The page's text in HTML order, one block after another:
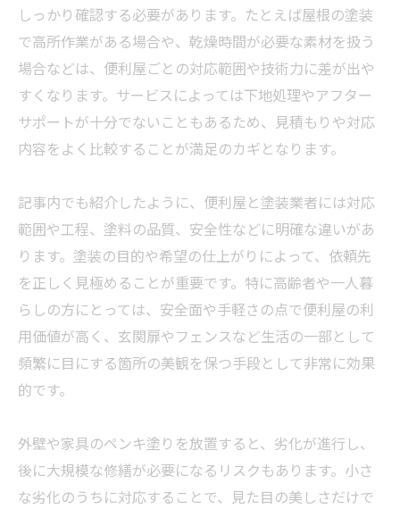
しっかり確認する必要があります。たとえば屋根の塗装
で高所作業がある場合や、乾燥時間が必要な素材を扱う
場合などは、便利屋ごとの対応範囲や技術力に差が出や
すくなります。サービスによっては下地処理やアフター
サポートが十分でないこともあるため、見積もりや対応
内容をよく比較することが満足のカギとなります。
記事内でも紹介したように、便利屋と塗装業者には対応
範囲や工程、塗料の品質、安全性などに明確な違いがあ
ります。塗装の目的や希望の仕上がりによって、依頼先
を正しく見極めることが重要です。特に高齢者や一人暮
らしの方にとっては、安全面や手軽さの点で便利屋の利
用価値が高く、玄関扉やフェンスなど生活の一部として
頻繁に目にする箇所の美観を保つ手段として非常に効果
的です。
外壁や家具のペンキ塗りを放置すると、劣化が進行し、
後に大規模な修繕が必要になるリスクもあります。小さ
な劣化のうちに対応することで、見た目の美しさだけで